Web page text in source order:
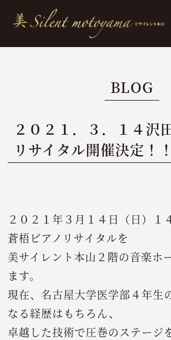
BLOG
２０２１．３．１４沢
リサイタル開催決定！！
２０２１年３月１４日（日）１
蒼梧ピアノリサイタルを
美サイレント本山２階の音楽ホ
ます。
現在、名古屋大学医学部４年生
なる経歴はもちろん、
卓越した技術で圧巻のステージ